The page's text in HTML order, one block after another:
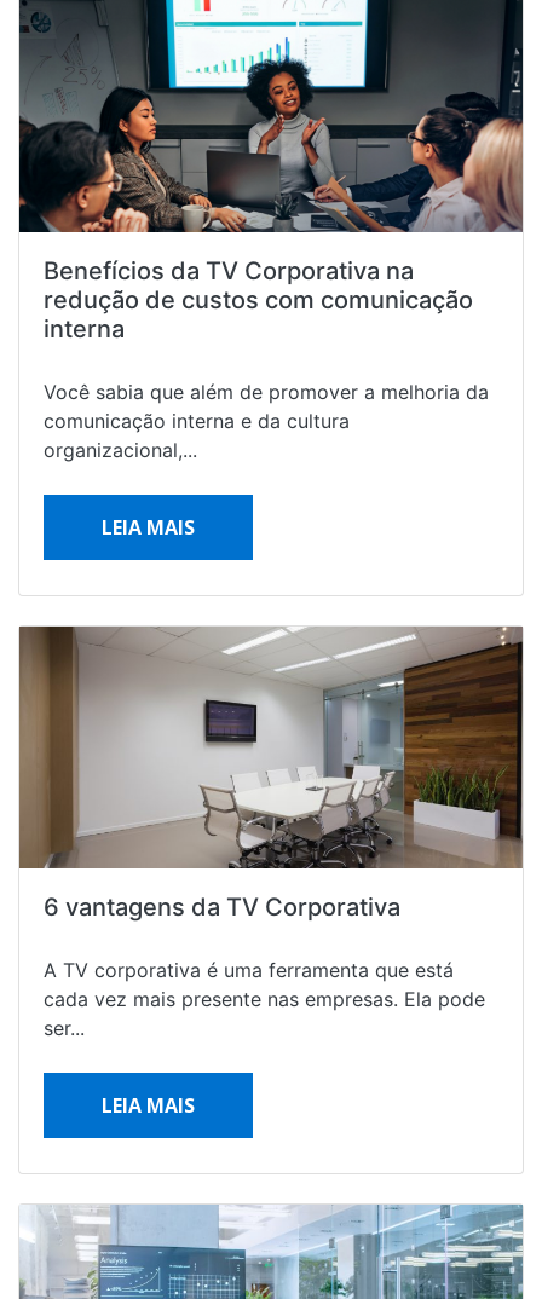
Benefícios da TV Corporativa na
redução de custos com comunicação
interna
Você sabia que além de promover a melhoria da
comunicação interna e da cultura
organizacional,...
LEIA MAIS
6 vantagens da TV Corporativa
A TV corporativa é uma ferramenta que está
cada vez mais presente nas empresas. Ela pode
ser...
LEIA MAIS